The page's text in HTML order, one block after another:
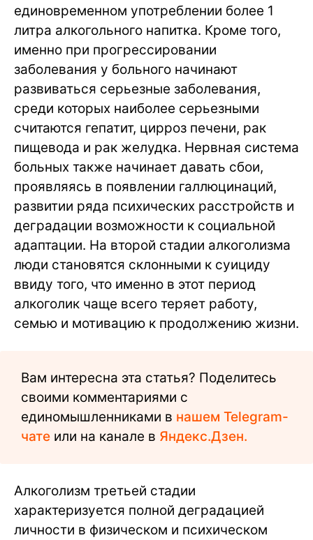
единовременном употреблении более 1
литра алкогольного напитка. Кроме того,
именно при прогрессировании
заболевания у больного начинают
развиваться серьезные заболевания,
среди которых наиболее серьезными
считаются гепатит, цирроз печени, рак
пищевода и рак желудка. Нервная система
больных также начинает давать сбои,
проявляясь в появлении галлюцинаций,
развитии ряда психических расстройств и
деградации возможности к социальной
адаптации. На второй стадии алкоголизма
люди становятся склонными к суициду
ввиду того, что именно в этот период
алкоголик чаще всего теряет работу,
семью и мотивацию к продолжению жизни.
Вам интересна эта статья? Поделитесь
своими комментариями с
единомышленниками в нашем Telegram-
чате или на канале в Яндекс.Дзен.
Алкоголизм третьей стадии
характеризуется полной деградацией
личности в физическом и психическом